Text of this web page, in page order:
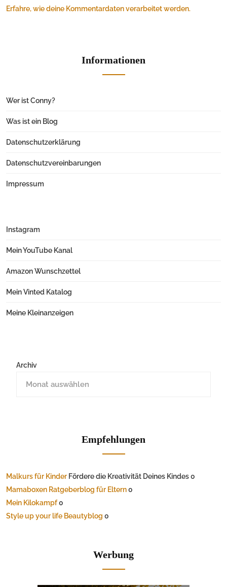
Erfahre, wie deine Kommentardaten verarbeitet werden.
Informationen
Wer ist Conny?
Was ist ein Blog
Datenschutzerklärung
Datenschutzvereinbarungen
Impressum
Instagram
Mein YouTube Kanal
Amazon Wunschzettel
Mein Vinted Katalog
Meine Kleinanzeigen
Archiv
Empfehlungen
Malkurs für Kinder Fördere die Kreativität Deines Kindes 0
Mamaboxen Ratgeberblog für Eltern0
Mein Kilokampf0
Style up your life Beautyblog 0
Werbung